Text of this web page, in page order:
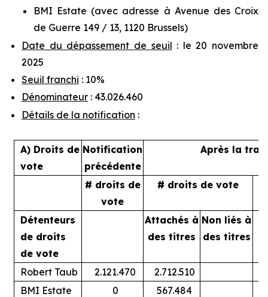
BMI Estate (avec adresse à Avenue des Croix
de Guerre 149 / 13, 1120 Brussels)
Date du dépassement de seuil : le 20 novembre
2025
Seuil franchi : 10%
Dénominateur : 43.026.460
Détails de la notification :
A) Droits de
vote
Notification
précédente
Après la
# droits de
vote
# droits de vote
Détenteurs
de droits
de vote
Attachés à
des titres
Non liés à
des titres
Robert Taub 2.121.470
2.712.510
BMI Estate
0
567.484